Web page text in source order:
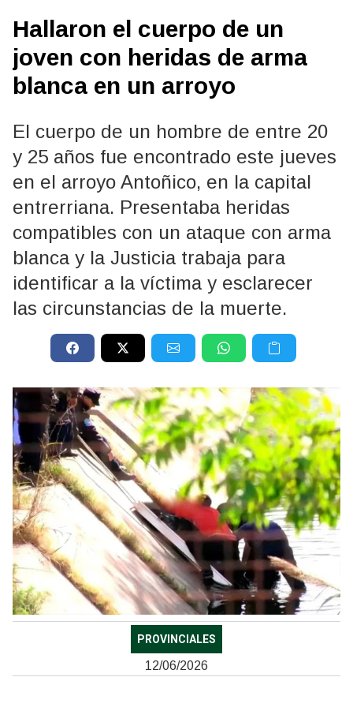
Hallaron el cuerpo de un
joven con heridas de arma
blanca en un arroyo
El cuerpo de un hombre de entre 20
y 25 años fue encontrado este jueves
en el arroyo Antoñico, en la capital
entrerriana. Presentaba heridas
compatibles con un ataque con arma
blanca y la Justicia trabaja para
identificar a la víctima y esclarecer
las circunstancias de la muerte.
PROVINCIALES
12/06/2026